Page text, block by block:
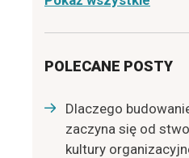
POLECANE POSTY
Dlaczego
zaczyna się od
kultury